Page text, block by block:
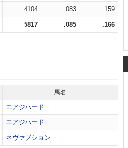
4104 .083 .159
5817 .085 .166
馬名
エアジハード
エアジハード
ネヴァブション